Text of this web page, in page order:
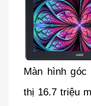
Màn hình
thị 16.7 triệu